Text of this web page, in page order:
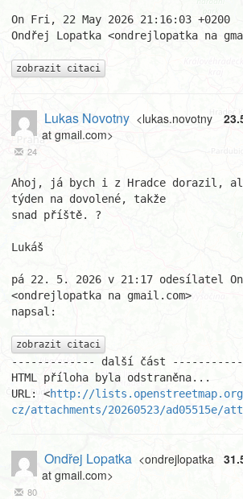
On Fri, 22 May 2026 21:16:03 +0200
Ondřej Lopatka <ondrejlopatka na
zobrazit citaci
Lukas Novotny <lukas.novotny
at gmail.com>
24
Ahoj, já bych i z Hradce dorazil,
týden na dovolené, takže
snad příště. ?
Lukáš
pá 22. 5. 2026 v 21:17 odesílatel
<ondrejlopatka na gmail.com>
napsal:
zobrazit citaci
------------- další část
HTML příloha byla odstraněna...
URL: <http://
cz/attachments/20260523/ad05515e/
Ondřej Lopatka <ondrejlopatka
at gmail.com>
80